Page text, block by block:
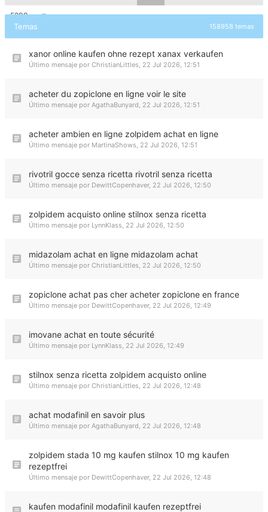
5299
Temas 158958 temas
xanor online kaufen ohne rezept xanax verkaufen
Último mensaje por ChristianLittles, 22 Jul 2026, 12:51
acheter du zopiclone en ligne voir le site
Último mensaje por AgathaBunyard, 22 Jul 2026, 12:51
acheter ambien en ligne zolpidem achat en ligne
Último mensaje por MartinaShows, 22 Jul 2026, 12:51
rivotril gocce senza ricetta rivotril senza ricetta
Último mensaje por DewittCopenhaver, 22 Jul 2026, 12:50
zolpidem acquisto online stilnox senza ricetta
Último mensaje por LynnKlass, 22 Jul 2026, 12:50
midazolam achat en ligne midazolam achat
Último mensaje por ChristianLittles, 22 Jul 2026, 12:50
zopiclone achat pas cher acheter zopiclone en france
Último mensaje por DewittCopenhaver, 22 Jul 2026, 12:49
imovane achat en toute sécurité
Último mensaje por LynnKlass, 22 Jul 2026, 12:49
stilnox senza ricetta zolpidem acquisto online
Último mensaje por ChristianLittles, 22 Jul 2026, 12:48
achat modafinil en savoir plus
Último mensaje por AgathaBunyard, 22 Jul 2026, 12:48
zolpidem stada 10 mg kaufen stilnox 10 mg kaufen
rezeptfrei
Último mensaje por DewittCopenhaver, 22 Jul 2026, 12:48
kaufen modafinil modafinil kaufen rezeptfrei